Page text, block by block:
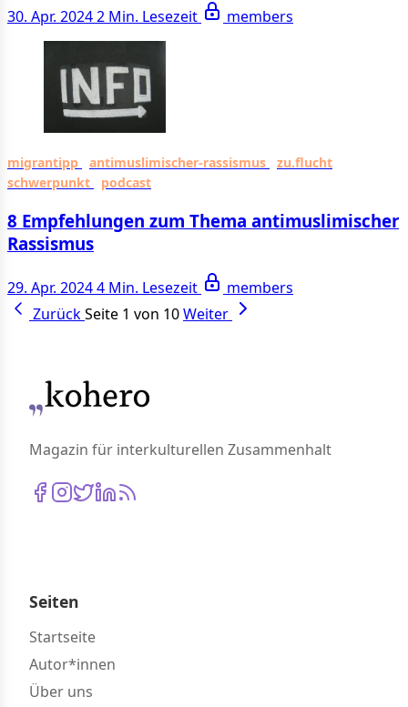
30. Apr. 20242 Min. Lesezeit members
migrantipp antimuslimischer-rassismus
zu.flucht
schwerpunkt
podcast
8 Empfehlungen zum Thema antimuslimischer
Rassismus
29. Apr. 20244 Min. Lesezeit
members
ZurückSeite 1 von 10Weiter
Magazin für interkulturellen Zusammenhalt
Seiten
Startseite
Autor*innen
Über uns